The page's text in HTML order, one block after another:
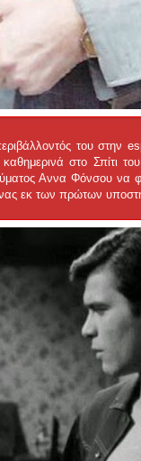
του στην
καθημερινά στο Σπίτι
Αννα Φόνσου να
εκ των πρώτων